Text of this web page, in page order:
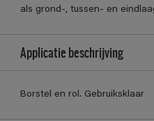
als grond-, tussen- en
Applicatie beschrijving
Borstel en rol. Gebruiksklaar